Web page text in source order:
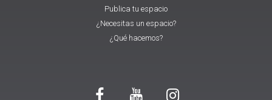
Publica tu espacio
¿Necesitas un espacio?
¿Qué hacemos?